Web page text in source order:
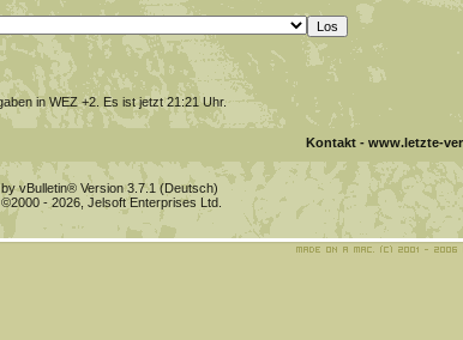
in WEZ +2. Es ist jetzt21:21Uhr.
Kontakt- www.letzte-
vBulletin® Version 3.7.1 (Deutsch)
- 2026, Jelsoft Enterprises Ltd.